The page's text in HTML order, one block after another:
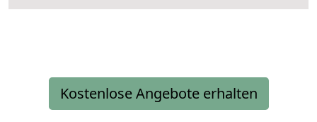
Kostenlose Angebote erhalten